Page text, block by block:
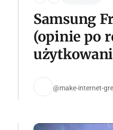
Samsung
(opinie po
@make-internet-